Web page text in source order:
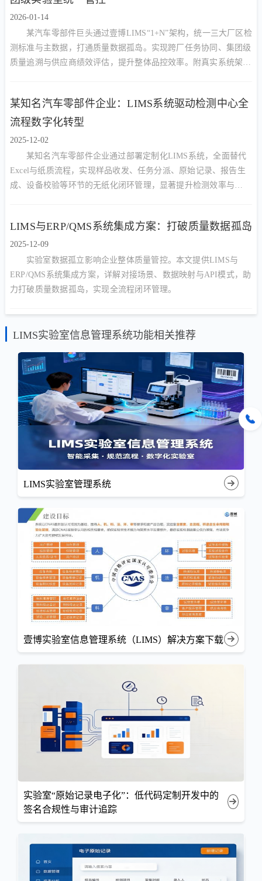
2026-01-14
某汽车零部件巨头通过壹博LIMS“1+N”架构，统一三大厂区检
测标准与主数据，打通质量数据孤岛。实现跨厂任务协同、集团级
质量追溯与供应商绩效评估，提升整体品控效率。附真实系统架构
某知名汽车零部件企业：LIMS系统驱动检测中心全
流程数字化转型
2025-12-02
某知名汽车零部件企业通过部署定制化LIMS系统，全面替代
Excel与纸质流程，实现样品收发、任务分派、原始记录、报告生
成、设备校验等环节的无纸化闭环管理，显著提升检测效率与
LIMS与ERP/QMS系统集成方案：打破质量数据孤岛
2025-12-09
实验室数据孤立影响企业整体质量管控。本文提供LIMS与
ERP/QMS系统集成方案，详解对接场景、数据映射与API模式，助
力打破质量数据孤岛，实现全流程闭环管理。
LIMS实验室信息管理系统功能相关推荐
LIMS实验室管理系统
壹博实验室信息管理系统（LIMS）解决方案下载
实验室“原始记录电子化”：低代码定制开发中的
签名合规性与审计追踪